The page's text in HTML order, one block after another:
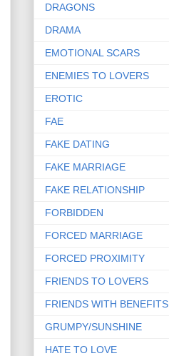
DRAGONS
DRAMA
EMOTIONAL SCARS
ENEMIES TO LOVERS
EROTIC
FAE
FAKE DATING
FAKE MARRIAGE
FAKE RELATIONSHIP
FORBIDDEN
FORCED MARRIAGE
FORCED PROXIMITY
FRIENDS TO LOVERS
FRIENDS WITH BENEFITS
GRUMPY/SUNSHINE
HATE TO LOVE